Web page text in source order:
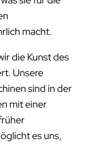
macht.
die Kunst des
Unsere
sind in der
mit einer
es uns,